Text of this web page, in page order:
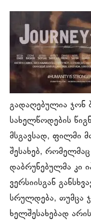
გადაღებულია ჯონ
სახელწოდების
მსგავსად, ფილმი
შესახებ,
დაბრუნებულმა კი
ვერსიისგან
სრულდება, თუმცა
ხელშესახებად